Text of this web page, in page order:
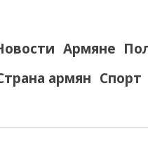
Армяне
армян Спорт